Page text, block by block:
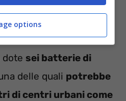
quanto il nostro
di intercettarlo
dote sei batterie di
delle quali potrebbe
di centri urbani come
options